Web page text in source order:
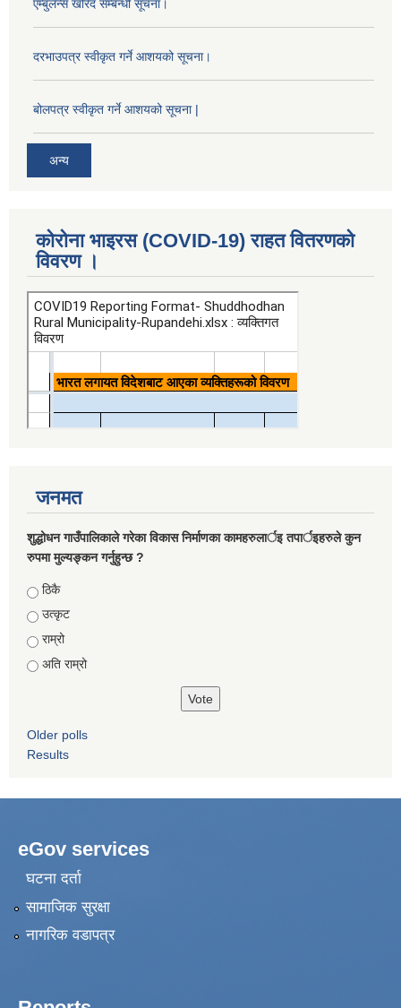
एम्बुलेन्स खरिद सम्बन्धी सूचना।
दरभाउपत्र स्वीकृत गर्ने आशयको सूचना।
बोलपत्र स्वीकृत गर्ने आशयको सूचना |
अन्य
कोरोना भाइरस (COVID-19) राहत वितरणको
विवरण ।
जनमत
शुद्धोधन गाउँपालिकाले गरेका विकास निर्माणका कामहरुलार्इ तपार्इहरुले कुन
रुपमा मुल्यङ्कन गर्नुहुन्छ ?
Choices
ठिकै
उत्कृट
राम्रो
अति राम्रो
Older polls
Results
eGov services
घटना दर्ता
सामाजिक सुरक्षा
नागरिक वडापत्र